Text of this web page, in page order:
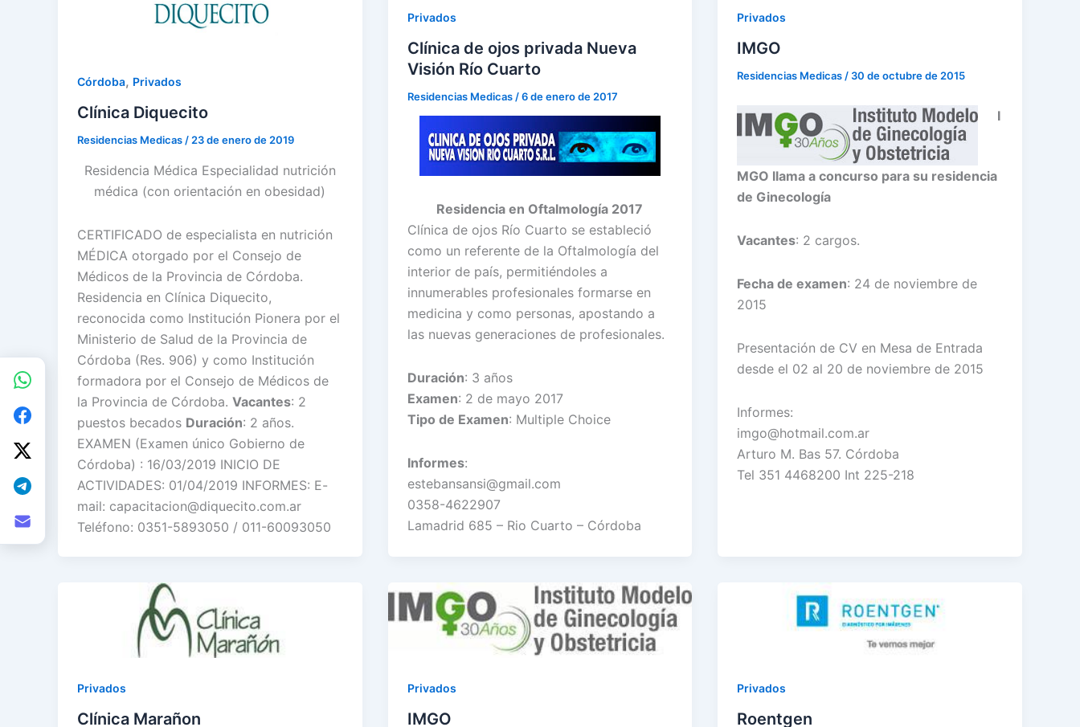
Córdoba, Privados
Clínica Diquecito
Residencias Medicas / 23 de enero de 2019
Residencia Médica Especialidad nutrición
médica (con orientación en obesidad)
CERTIFICADO de especialista en nutrición
MÉDICA otorgado por el Consejo de
Médicos de la Provincia de Córdoba.
Residencia en Clínica Diquecito,
reconocida como Institución Pionera por el
Ministerio de Salud de la Provincia de
Córdoba (Res. 906) y como Institución
formadora por el Consejo de Médicos de
la Provincia de Córdoba. Vacantes: 2
puestos becados Duración: 2 años.
EXAMEN (Examen único Gobierno de
Córdoba) : 16/03/2019 INICIO DE
ACTIVIDADES: 01/04/2019 INFORMES: E-
mail: capacitacion@diquecito.com.ar
Teléfono: 0351-5893050 / 011-60093050
Privados
Clínica de ojos privada Nueva
Visión Río Cuarto
Residencias Medicas /6 de enero de 2017
Residencia en Oftalmología 2017
Clínica de ojos Río Cuarto se estableció
como un referente de la Oftalmología del
interior de país, permitiéndoles a
innumerables profesionales formarse en
medicina y como personas, apostando a
las nuevas generaciones de profesionales.
Duración: 3 años
Examen: 2 de mayo 2017
Tipo de Examen: Multiple Choice
Informes:
estebansansi@gmail.com
0358-4622907
Lamadrid 685 – Rio Cuarto – Córdoba
Privados
IMGO
Residencias Medicas / 30 de octubre de 2015
I
MGO llama a concurso para su residencia
de Ginecología
Vacantes: 2 cargos.
Fecha de examen: 24 de noviembre de
2015
Presentación de CV en Mesa de Entrada
desde el 02 al 20 de noviembre de 2015
Informes:
imgo@hotmail.com.ar
Arturo M. Bas 57. Córdoba
Tel 351 4468200 Int 225-218
Privados
Clínica Marañon
Privados
IMGO
Privados
Roentgen